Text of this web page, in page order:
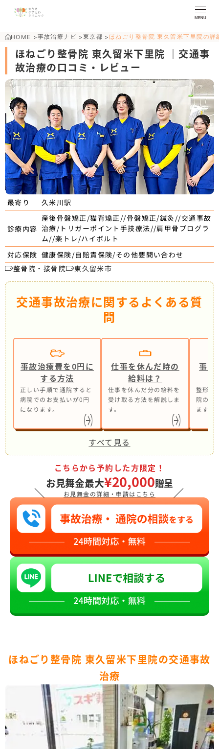
MENU
HOME >事故治療ナビ >東京都 >ほねごり整骨院 東久留米下里院の詳
ほねごり整骨院 東久留米下里院 ｜交通事
故治療の口コミ・レビュー
最寄り 久米川駅
診療内容
産後骨盤矯正/猫背矯正//骨盤矯正/鍼灸//交通事故
治療/トリガーポイント手技療法//肩甲骨プログラ
ム//楽トレ/ハイボルト
対応保険 健康保険/自賠責保険/その他要問い合わせ
整骨院・接骨院
東久留米市
交通事故治療に関するよくある質
問
事故治療費を0円に
する方法
正しい手順で通院すると
病院でのお支払いが0円
になります。
仕事を休んだ時の
給料は？
仕事を休んだ分の給料を
受け取る方法を解説しま
す。
事故
整形外
院の併
ます。
すべて見る
＼
こちらから予約した方限定！
お見舞金最大¥20,000贈呈
お見舞金の詳細・申請はこちら ／
ほねごり整骨院 東久留米下里院の交通事故
治療